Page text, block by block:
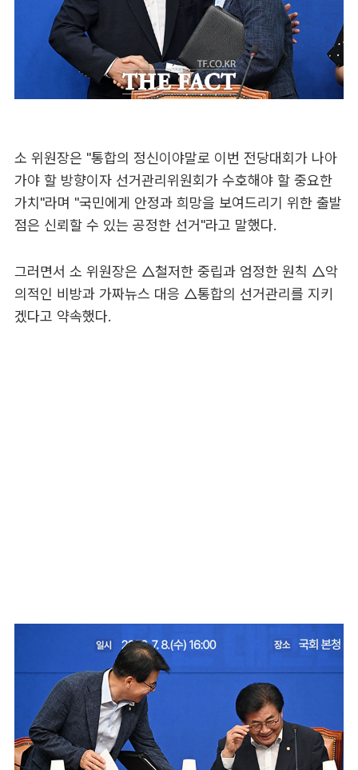
소 위원장은 "통합의 정신이야말로 이번 전당대회가 나아
가야 할 방향이자 선거관리위원회가 수호해야 할 중요한
가치"라며 "국민에게 안정과 희망을 보여드리기 위한 출발
점은 신뢰할 수 있는 공정한 선거"라고 말했다.
그러면서 소 위원장은 △철저한 중립과 엄정한 원칙 △악
의적인 비방과 가짜뉴스 대응 △통합의 선거관리를 지키
겠다고 약속했다.